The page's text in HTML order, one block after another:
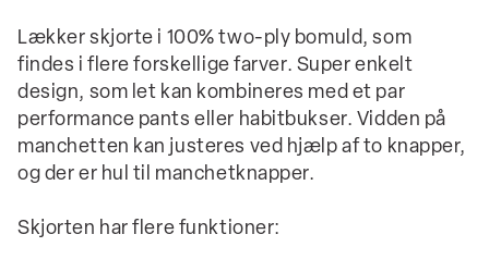
Lækker skjorte i 100% two-ply bomuld, som
findes i flere forskellige farver. Super enkelt
design, som let kan kombineres med et par
performance pants eller habitbukser. Vidden på
manchetten kan justeres ved hjælp af to knapper,
og der er hul til manchetknapper.
Skjorten har flere funktioner: